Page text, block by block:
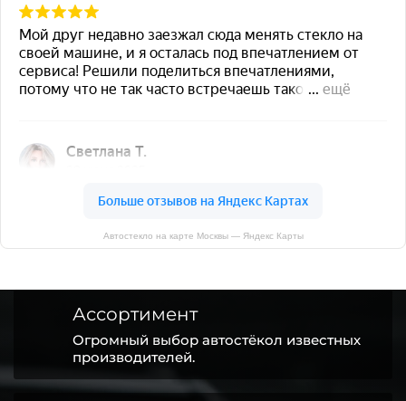
Автостекло на карте Москвы — Яндекс Карты
Ассортимент
Огромный выбор автостёкол известных
производителей.